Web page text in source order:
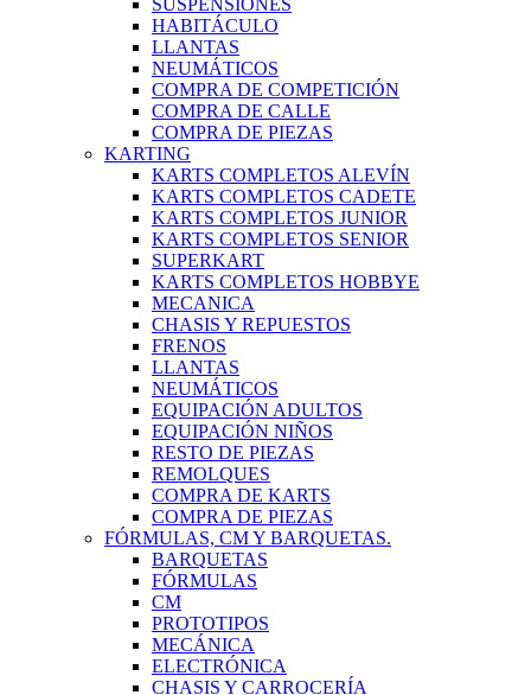
SUSPENSIONES
HABITÁCULO
LLANTAS
NEUMÁTICOS
COMPRA DE COMPETICIÓN
COMPRA DE CALLE
COMPRA DE PIEZAS
KARTING
KARTS COMPLETOS ALEVÍN
KARTS COMPLETOS CADETE
KARTS COMPLETOS JUNIOR
KARTS COMPLETOS SENIOR
SUPERKART
KARTS COMPLETOS HOBBYE
MECANICA
CHASIS Y REPUESTOS
FRENOS
LLANTAS
NEUMÁTICOS
EQUIPACIÓN ADULTOS
EQUIPACIÓN NIÑOS
RESTO DE PIEZAS
REMOLQUES
COMPRA DE KARTS
COMPRA DE PIEZAS
FÓRMULAS, CM Y BARQUETAS.
BARQUETAS
FÓRMULAS
CM
PROTOTIPOS
MECÁNICA
ELECTRÓNICA
CHASIS Y CARROCERÍA